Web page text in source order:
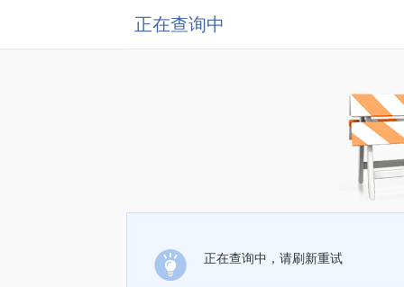
正在查询中
正在查询中，请刷新重试